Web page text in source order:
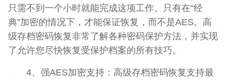
只需不到一个小时就能完成这项工作。只有在“经
典”加密的情况下，才能保证恢复，而不是AES。高
级存档密码恢复非常了解各种密码保护方法，并实现
了允许您尽快恢复受保护档案的所有技巧。
4、强AES加密支持：高级存档密码恢复支持最